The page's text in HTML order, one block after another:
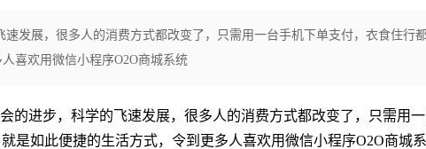
速发展，很多人的消费方式都改变了，只需用一台手机下单支付，衣食住行
喜欢用微信小程序O2O商城系统
的进步，科学的飞速发展，很多人的消费方式都改变了，只需用
是如此便捷的生活方式，令到更多人喜欢用微信小程序O2O商城